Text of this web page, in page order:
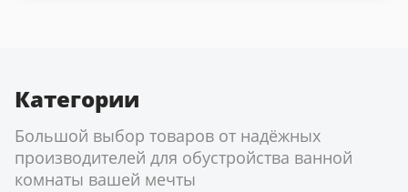
Категории
Большой выбор товаров от надёжных
производителей для обустройства ванной
комнаты вашей мечты